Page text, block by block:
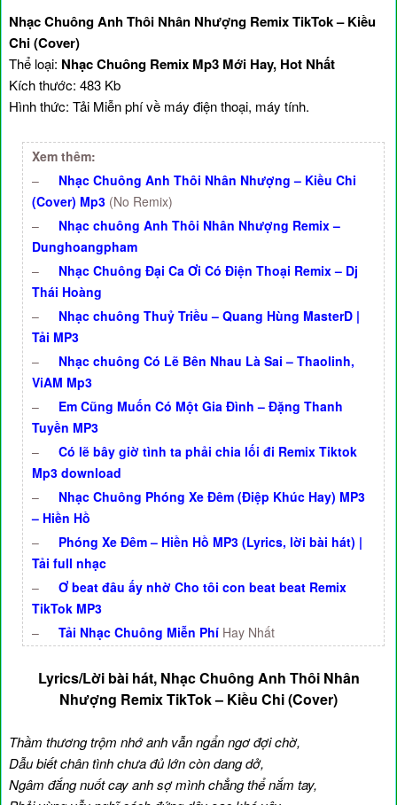
Nhạc Chuông Anh Thôi Nhân Nhượng Remix TikTok – Kiều
Chi (Cover)
Thể loại: Nhạc Chuông Remix Mp3 Mới Hay, Hot Nhất
Kích thước: 483 Kb
Hình thức: Tải Miễn phí về máy điện thoại, máy tính.
Xem thêm:
–
Nhạc Chuông Anh Thôi Nhân Nhượng – Kiều Chi
(Cover) Mp3 (No Remix)
–
Nhạc chuông Anh Thôi Nhân Nhượng Remix –
Dunghoangpham
–
Nhạc Chuông Đại Ca Ơi Có Điện Thoại Remix – Dj
Thái Hoàng
–
Nhạc chuông Thuỷ Triều – Quang Hùng MasterD |
Tải MP3
–
Nhạc chuông Có Lẽ Bên Nhau Là Sai – Thaolinh,
ViAM Mp3
–
Em Cũng Muốn Có Một Gia Đình – Đặng Thanh
Tuyền MP3
–
Có lẽ bây giờ tình ta phải chia lối đi Remix Tiktok
Mp3 download
–
Nhạc Chuông Phóng Xe Đêm (Điệp Khúc Hay) MP3
– Hiền Hồ
–
Phóng Xe Đêm – Hiền Hồ MP3 (Lyrics, lời bài hát) |
Tải full nhạc
–
Ơ beat đâu ấy nhờ Cho tôi con beat beat Remix
TikTok MP3
–
Tải Nhạc Chuông Miễn Phí Hay Nhất
Lyrics/Lời bài hát, Nhạc Chuông Anh Thôi Nhân
Nhượng Remix TikTok – Kiều Chi (Cover)
Thầm thương trộm nhớ anh vẫn ngẩn ngơ đợi chờ,
Dẫu biết chân tình chưa đủ lớn còn dang dở,
Ngâm đắng nuốt cay anh sợ mình chẳng thể nắm tay,